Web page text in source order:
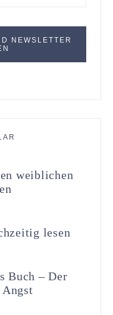
weiblichen
lesen
Buch – Der